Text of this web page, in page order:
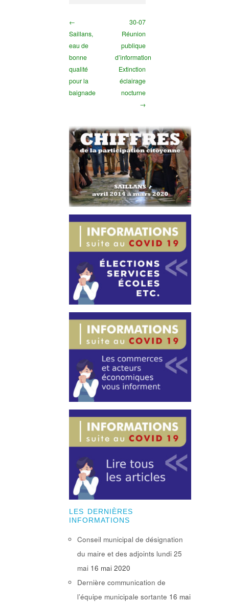
←
Saillans,
eau de
bonne
qualité
pour la
baignade
30-07
Réunion
publique
d’information
Extinction
éclairage
nocturne
→
LES DERNIÈRES
INFORMATIONS
Conseil municipal de désignation
du maire et des adjoints lundi 25
mai 16 mai 2020
Dernière communication de
l’équipe municipale sortante 16 mai